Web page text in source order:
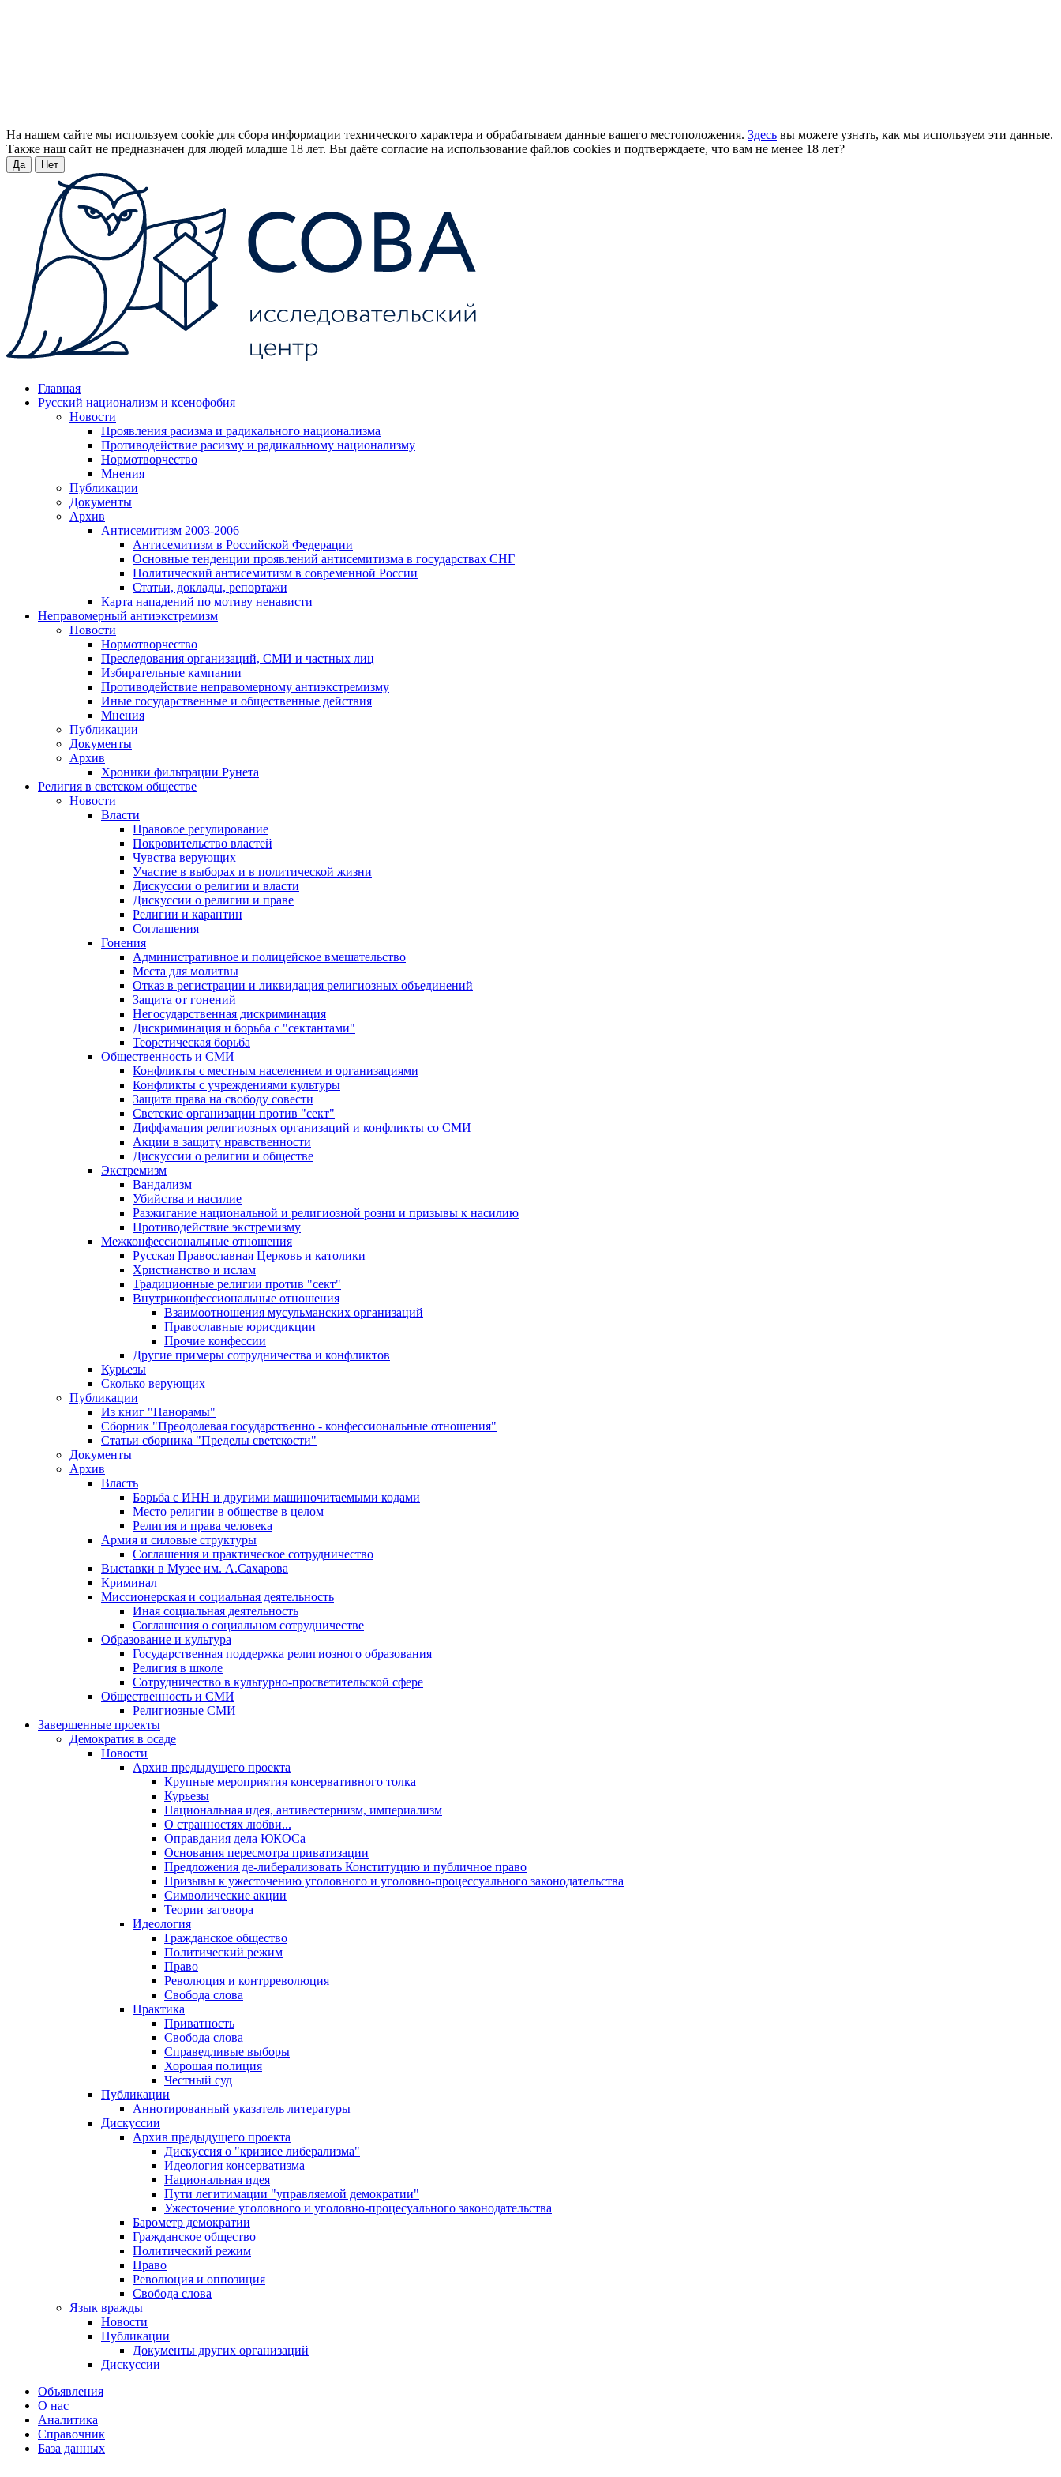
На нашем сайте мы используем cookie для сбора информации технического характера и обрабатываем данные вашего местоположения. Здесь вы можете узнать, как мы используем эти данные.
Также наш сайт не предназначен для людей младше 18 лет. Вы даёте согласие на использование файлов cookies и подтверждаете, что вам не менее 18 лет?
Да Нет
Главная
Русский национализм и ксенофобия
Новости
Проявления расизма и радикального национализма
Противодействие расизму и радикальному национализму
Нормотворчество
Мнения
Публикации
Документы
Архив
Антисемитизм 2003-2006
Антисемитизм в Российской Федерации
Основные тенденции проявлений антисемитизма в государствах СНГ
Политический антисемитизм в современной России
Статьи, доклады, репортажи
Карта нападений по мотиву ненависти
Неправомерный антиэкстремизм
Новости
Нормотворчество
Преследования организаций, СМИ и частных лиц
Избирательные кампании
Противодействие неправомерному антиэкстремизму
Иные государственные и общественные действия
Мнения
Публикации
Документы
Архив
Хроники фильтрации Рунета
Религия в светском обществе
Новости
Власти
Правовое регулирование
Покровительство властей
Чувства верующих
Участие в выборах и в политической жизни
Дискуссии о религии и власти
Дискуссии о религии и праве
Религии и карантин
Соглашения
Гонения
Административное и полицейское вмешательство
Места для молитвы
Отказ в регистрации и ликвидация религиозных объединений
Защита от гонений
Негосударственная дискриминация
Дискриминация и борьба с "сектантами"
Теоретическая борьба
Общественность и СМИ
Конфликты с местным населением и организациями
Конфликты с учреждениями культуры
Защита права на свободу совести
Светские организации против "сект"
Диффамация религиозных организаций и конфликты со СМИ
Акции в защиту нравственности
Дискуссии о религии и обществе
Экстремизм
Вандализм
Убийства и насилие
Разжигание национальной и религиозной розни и призывы к насилию
Противодействие экстремизму
Межконфессиональные отношения
Русская Православная Церковь и католики
Христианство и ислам
Традиционные религии против "сект"
Внутриконфессиональные отношения
Взаимоотношения мусульманских организаций
Православные юрисдикции
Прочие конфессии
Другие примеры сотрудничества и конфликтов
Курьезы
Сколько верующих
Публикации
Из книг "Панорамы"
Сборник "Преодолевая государственно - конфессиональные отношения"
Статьи сборника "Пределы светскости"
Документы
Архив
Власть
Борьба с ИНН и другими машиночитаемыми кодами
Место религии в обществе в целом
Религия и права человека
Армия и силовые структуры
Соглашения и практическое сотрудничество
Выставки в Музее им. А.Сахарова
Криминал
Миссионерская и социальная деятельность
Иная социальная деятельность
Соглашения о социальном сотрудничестве
Образование и культура
Государственная поддержка религиозного образования
Религия в школе
Сотрудничество в культурно-просветительской сфере
Общественность и СМИ
Религиозные СМИ
Завершенные проекты
Демократия в осаде
Новости
Архив предыдущего проекта
Крупные мероприятия консервативного толка
Курьезы
Национальная идея, антивестернизм, империализм
О странностях любви...
Оправдания дела ЮКОСа
Основания пересмотра приватизации
Предложения де-либерализовать Конституцию и публичное право
Призывы к ужесточению уголовного и уголовно-процессуального законодательства
Символические акции
Теории заговора
Идеология
Гражданское общество
Политический режим
Право
Революция и контрреволюция
Свобода слова
Практика
Приватность
Свобода слова
Справедливые выборы
Хорошая полиция
Честный суд
Публикации
Аннотированный указатель литературы
Дискуссии
Архив предыдущего проекта
Дискуссия о "кризисе либерализма"
Идеология консерватизма
Национальная идея
Пути легитимации "управляемой демократии"
Ужесточение уголовного и уголовно-процесуального законодательства
Барометр демократии
Гражданское общество
Политический режим
Право
Революция и оппозиция
Свобода слова
Язык вражды
Новости
Публикации
Документы других организаций
Дискуссии
Объявления
О нас
Аналитика
Справочник
База данных